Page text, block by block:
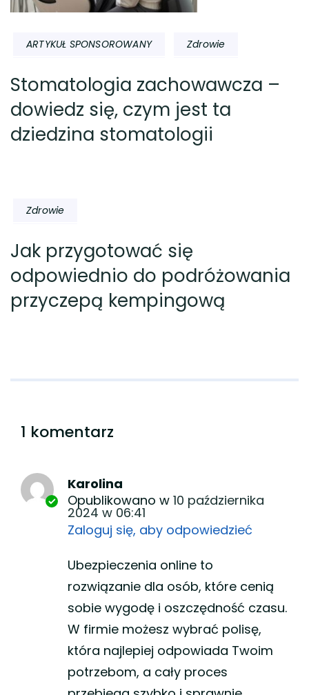
ARTYKUŁ SPONSOROWANY Zdrowie
Stomatologia zachowawcza –
dowiedz się, czym jest ta
dziedzina stomatologii
Zdrowie
Jak przygotować się
odpowiednio do podróżowania
przyczepą kempingową
1 komentarz
Karolina
Opublikowano w 10 października
2024 w 06:41
Zaloguj się, aby odpowiedzieć
Ubezpieczenia online to
rozwiązanie dla osób, które cenią
sobie wygodę i oszczędność czasu.
W firmie możesz wybrać polisę,
która najlepiej odpowiada Twoim
potrzebom, a cały proces